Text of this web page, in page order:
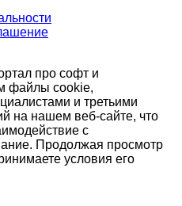
про софт и
файлы cookie,
и третьими
на нашем веб-сайте, что
с
Продолжая просмотр
условия его